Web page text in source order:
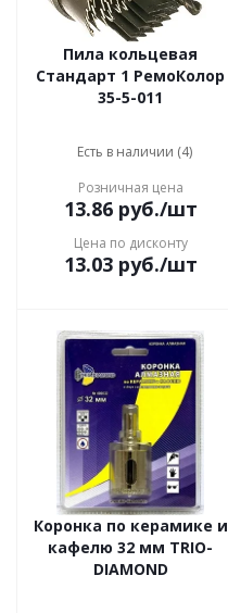
Пила кольцевая
Стандарт 1 РемоКолор
35-5-011
Есть в наличии (4)
Розничная цена
13.86руб./шт
Цена по дисконту
13.03руб./шт
Коронка по керамике и
кафелю 32 мм TRIO-
DIAMOND